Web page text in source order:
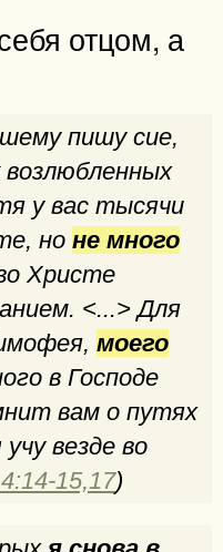
отцом, а
пишу сие,
возлюбленных
у вас тысячи
но не много
Христе
<...> Для
моего
в Господе
вам о путях
везде во
15,17)